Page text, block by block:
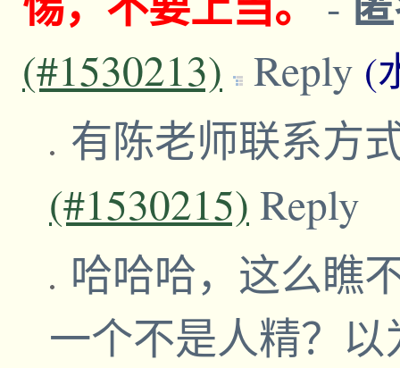
(#1530213) Reply (
有陈老师联系方
(#1530215) Reply
哈哈哈，这么瞧
一个不是人精？